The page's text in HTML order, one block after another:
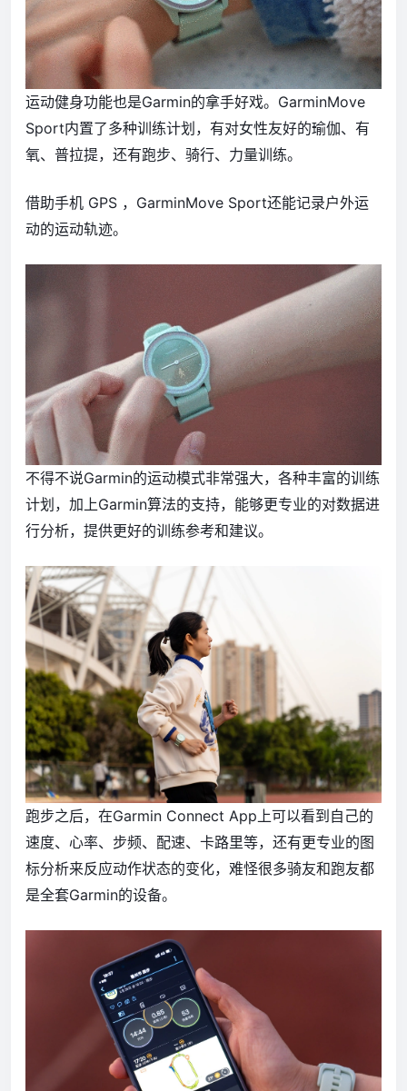
运动健身功能也是Garmin的拿手好戏。GarminMove
Sport内置了多种训练计划，有对女性友好的瑜伽、有
氧、普拉提，还有跑步、骑行、力量训练。
借助手机 GPS ，GarminMove Sport还能记录户外运
动的运动轨迹。
不得不说Garmin的运动模式非常强大，各种丰富的训练
计划，加上Garmin算法的支持，能够更专业的对数据进
行分析，提供更好的训练参考和建议。
跑步之后，在Garmin Connect App上可以看到自己的
速度、心率、步频、配速、卡路里等，还有更专业的图
标分析来反应动作状态的变化，难怪很多骑友和跑友都
是全套Garmin的设备。